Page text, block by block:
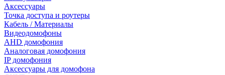
Аксессуары
Точка доступа и роутеры
Кабель / Материалы
Видеодомофоны
AHD домофония
Аналоговая домофония
IP домофония
Аксессуары для домофона